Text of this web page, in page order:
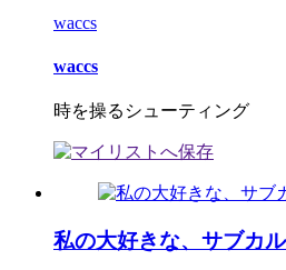
waccs
waccs
時を操るシューティング
私の大好きな、サブカ